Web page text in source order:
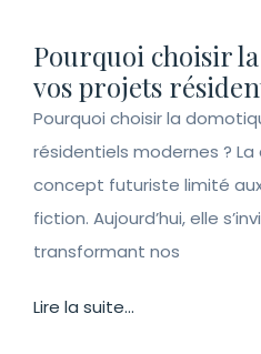
Pourquoi choisir
vos projets
Pourquoi choisir la
résidentiels modernes ?
concept futuriste limité
fiction. Aujourd’hui, elle
transformant nos
Lire la suite...